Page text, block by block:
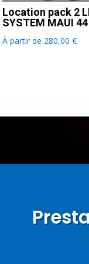
Location pack 2
SYSTEM MAUI
À partir de 280,00 €